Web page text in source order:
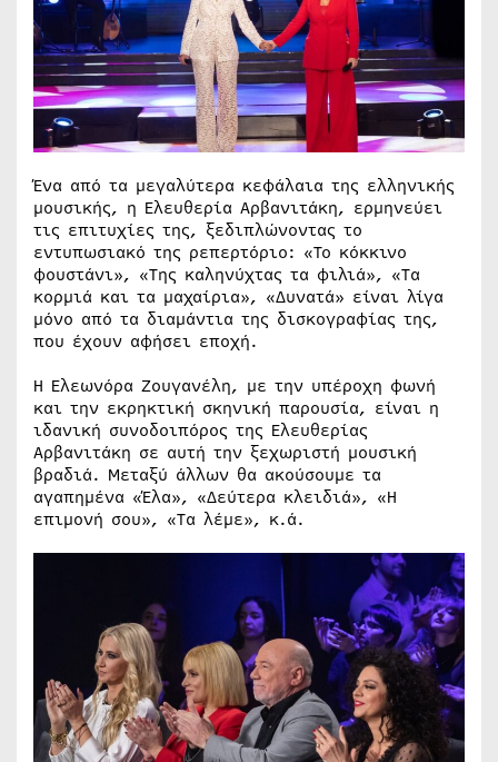
Ένα από τα μεγαλύτερα κεφάλαια της ελληνικής
μουσικής, η Ελευθερία Αρβανιτάκη, ερμηνεύει
τις επιτυχίες της, ξεδιπλώνοντας το
εντυπωσιακό της ρεπερτόριο: «Το κόκκινο
φουστάνι», «Της καληνύχτας τα φιλιά», «Τα
κορμιά και τα μαχαίρια», «Δυνατά» είναι λίγα
μόνο από τα διαμάντια της δισκογραφίας της,
που έχουν αφήσει εποχή.
Η Ελεωνόρα Ζουγανέλη, με την υπέροχη φωνή
και την εκρηκτική σκηνική παρουσία, είναι η
ιδανική συνοδοιπόρος της Ελευθερίας
Αρβανιτάκη σε αυτή την ξεχωριστή μουσική
βραδιά. Μεταξύ άλλων θα ακούσουμε τα
αγαπημένα «Έλα», «Δεύτερα κλειδιά», «Η
επιμονή σου», «Τα λέμε», κ.ά.